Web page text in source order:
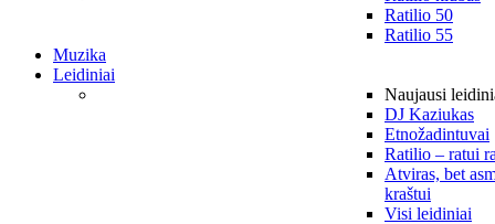
Ratilio 50
Ratilio 55
Muzika
Leidiniai
Naujausi
DJ Kaziukas
Etnožadintuvai
Ratilio – ratui
Atviras, bet
kraštui
Visi leidiniai